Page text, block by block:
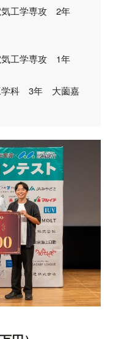
気工学専攻 2年
気工学専攻 1年
学科 3年 大薗嘉